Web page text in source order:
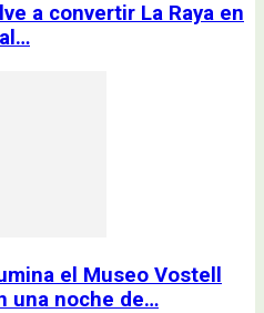
a convertir La Raya en
el Museo Vostell
una noche de…